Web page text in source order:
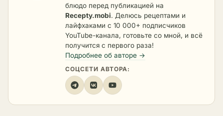
блюдо перед публикацией на
Recepty.mobi. Делюсь рецептами и
лайфхаками с 10 000+ подписчиков
YouTube-канала, готовьте со мной, и всё
получится с первого раза!
Подробнее об авторе →
СОЦСЕТИ АВТОРА: